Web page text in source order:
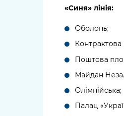
«Синя» лінія:
Оболонь;
Поштова
Майдан
Олімпійська;
Палац